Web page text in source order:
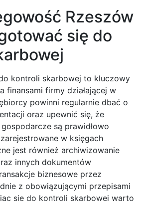
Rzeszów
się do
kontroli skarbowej to kluczowy
finansami firmy działającej w
powinni regularnie dbać o
oraz upewnić się, że
są prawidłowo
w księgach
jest również archiwizowanie
innych dokumentów
biznesowe przez
z obowiązującymi przepisami
się do kontroli skarbowej warto